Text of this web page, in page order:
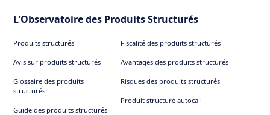
L'Observatoire des Produits Structurés
Produits structurés
Avis sur produits structurés
Glossaire des produits
structurés
Guide des produits structurés
Fiscalité des produits structurés
Avantages des produits structurés
Risques des produits structurés
Produit structuré autocall